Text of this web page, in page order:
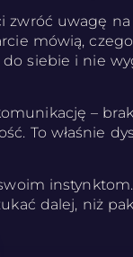
zwróć uwagę na
mówią,
siebie i nie
–
To właśnie
dalej, niż